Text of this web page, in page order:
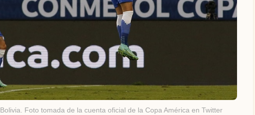
Foto tomada de la cuenta oficial de la Copa América en Twitter